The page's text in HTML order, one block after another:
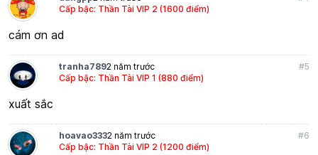
Cấp bậc: Thần Tài VIP 2 (1600 điểm)
cám ơn ad
tranha7892 năm trước
Cấp bậc: Thần Tài VIP 1 (880 điểm)
#5
xuất sắc
hoavao3332 năm trước
Cấp bậc: Thần Tài VIP 2 (1200 điểm)
#6